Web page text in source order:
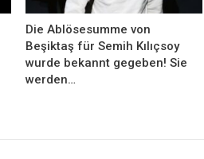
Die Ablösesumme von
Beşiktaş für Semih Kılıçsoy
wurde bekannt gegeben! Sie
werden…